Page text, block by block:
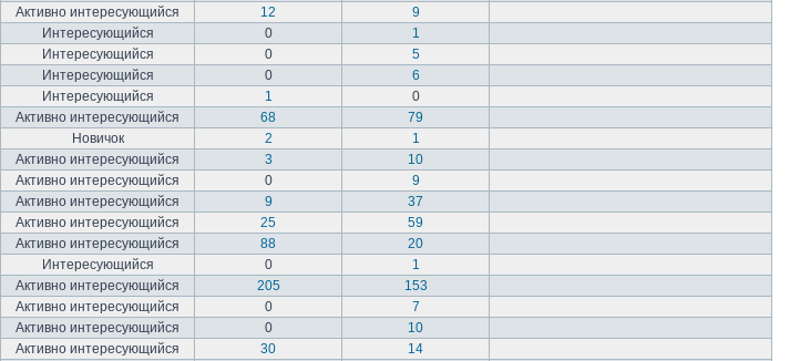
Активно интересующийся 12
9
Интересующийся 0
1
Интересующийся 0
5
Интересующийся 0
6
Интересующийся 1
0
Активно интересующийся 68
79
Новичок 2
1
Активно интересующийся 3
10
Активно интересующийся 0
9
Активно интересующийся 9
37
Активно интересующийся 25
59
Активно интересующийся 88
20
Интересующийся 0
1
Активно интересующийся 205
153
Активно интересующийся 0
7
Активно интересующийся 0
10
Активно интересующийся 30
14